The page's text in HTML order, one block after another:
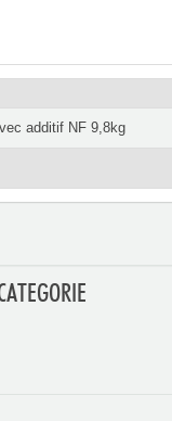
additif NF 9,8kg